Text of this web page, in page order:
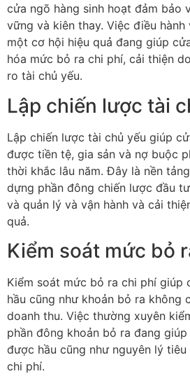
cửa ngõ hàng sinh hoạt đảm bảo
vững và kiên thay. Việc điều
một cơ hội hiệu quả đang giúp
hóa mức bỏ ra chi phí, cải thiện
ro tài chủ yếu.
Lập chiến lược tài
Lập chiến lược tài chủ yếu giúp
được tiền tệ, gia sản và nợ buộc
thời khắc lâu năm. Đây là nền
dựng phần đông chiến lược đầu
và quản lý và vận hành và cải
quả.
Kiểm soát mức bỏ
Kiểm soát mức bỏ ra chi phí giúp
hầu cũng như khoản bỏ ra không
doanh thu. Việc thường xuyên
phần đông khoản bỏ ra đang
được hầu cũng như nguyên lý
chi phí.